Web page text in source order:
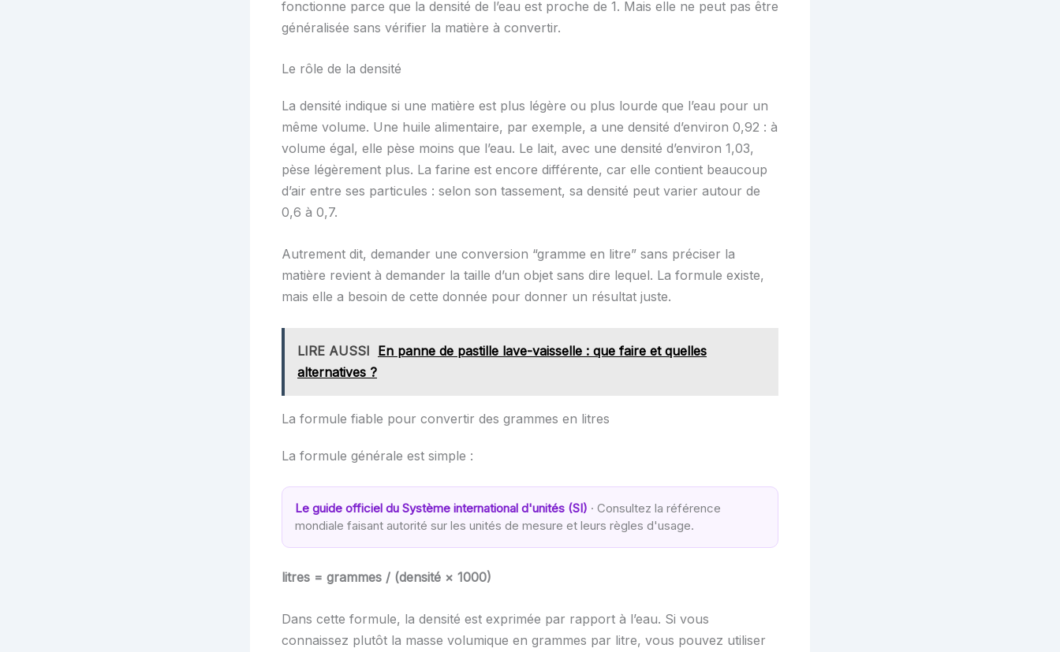
fonctionne parce que la densité de l’eau est proche de 1. Mais elle ne peut pas être
généralisée sans vérifier la matière à convertir.
Le rôle de la densité
La densité indique si une matière est plus légère ou plus lourde que l’eau pour un
même volume. Une huile alimentaire, par exemple, a une densité d’environ 0,92 : à
volume égal, elle pèse moins que l’eau. Le lait, avec une densité d’environ 1,03,
pèse légèrement plus. La farine est encore différente, car elle contient beaucoup
d’air entre ses particules : selon son tassement, sa densité peut varier autour de
0,6 à 0,7.
Autrement dit, demander une conversion “gramme en litre” sans préciser la
matière revient à demander la taille d’un objet sans dire lequel. La formule existe,
mais elle a besoin de cette donnée pour donner un résultat juste.
LIRE AUSSI En panne de pastille lave-vaisselle : que faire et quelles
alternatives ?
La formule fiable pour convertir des grammes en litres
La formule générale est simple :
Le guide officiel du Système international d'unités (SI) · Consultez la référence
mondiale faisant autorité sur les unités de mesure et leurs règles d'usage.
litres = grammes / (densité × 1000)
Dans cette formule, la densité est exprimée par rapport à l’eau. Si vous
connaissez plutôt la masse volumique en grammes par litre, vous pouvez utiliser